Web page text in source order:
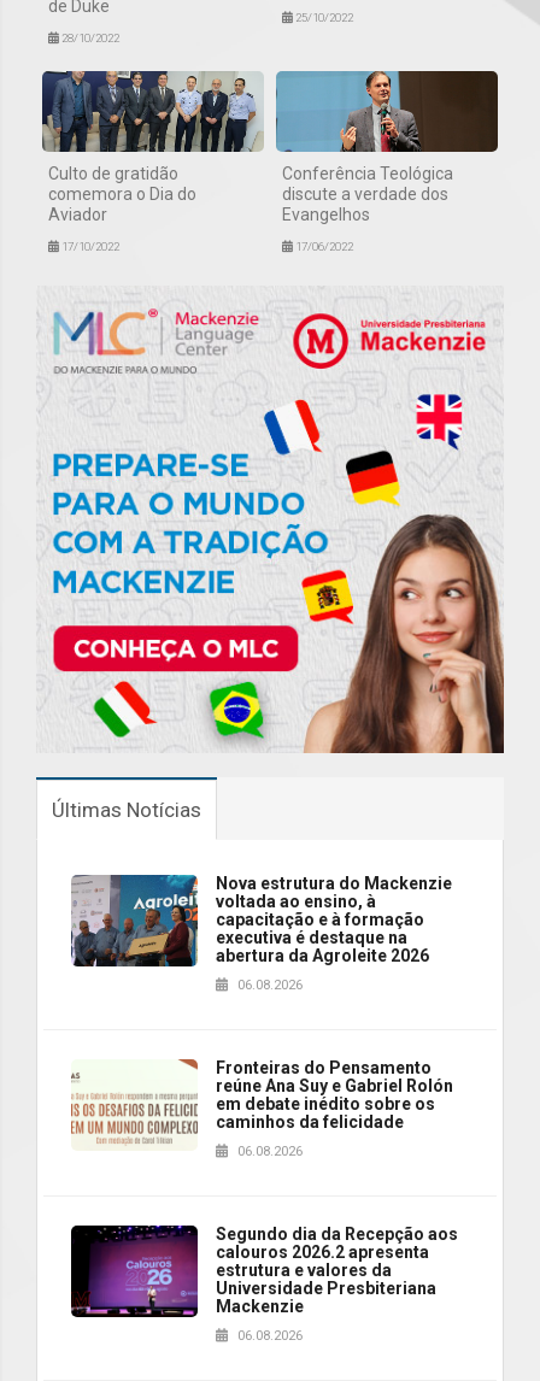
de Duke
28/10/2022
25/10/2022
Culto de gratidão
comemora o Dia do
Aviador
17/10/2022
Conferência Teológica
discute a verdade dos
Evangelhos
17/06/2022
Últimas Notícias
Nova estrutura do Mackenzie
voltada ao ensino, à
capacitação e à formação
executiva é destaque na
abertura da Agroleite 2026
06.08.2026
Fronteiras do Pensamento
reúne Ana Suy e Gabriel Rolón
em debate inédito sobre os
caminhos da felicidade
06.08.2026
Segundo dia da Recepção aos
calouros 2026.2 apresenta
estrutura e valores da
Universidade Presbiteriana
Mackenzie
06.08.2026